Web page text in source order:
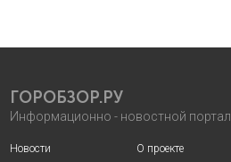
ГОРОБЗОР.РУ
Информационно - новостной портал
Новости
О проекте